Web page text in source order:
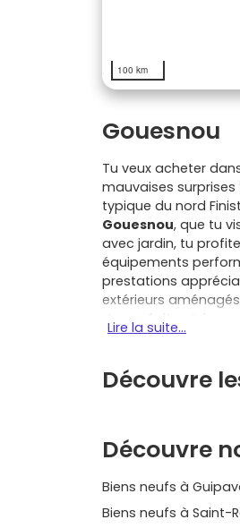
100 km
Gouesnou
Tu veux acheter
mauvaises
typique du nord
Gouesnou, que tu
avec jardin, tu
équipements
prestations
extérieurs
de parfait
équipements, tandis
à une exonération
Gouesnou bénéficie
place. Et si tu veux
Milizac-Guipronvel,
pratiques pour le
un premier achat
Lire la suite...
Découvre
Découvre
Biens neufs à
Biens neufs à Saint-